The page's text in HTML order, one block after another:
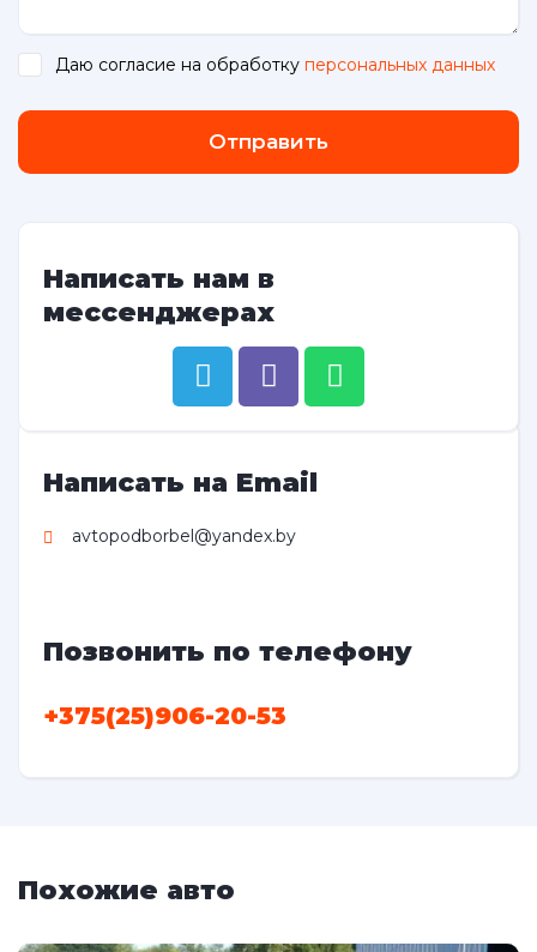
Даю согласие на обработку персональных данных
Отправить
Написать нам в
мессенджерах
Написать на Email
avtopodborbel@yandex.by
Позвонить по телефону
+375(25)906-20-53
Похожие авто